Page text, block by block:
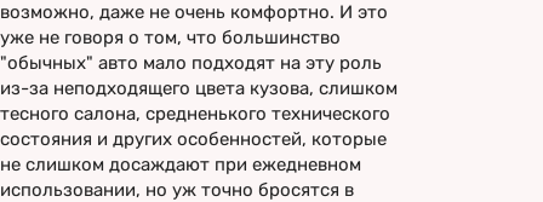
возможно, даже не очень комфортно. И это
уже не говоря о том, что большинство
"обычных" авто мало подходят на эту роль
из-за неподходящего цвета кузова, слишком
тесного салона, средненького технического
состояния и других особенностей, которые
не слишком досаждают при ежедневном
использовании, но уж точно бросятся в